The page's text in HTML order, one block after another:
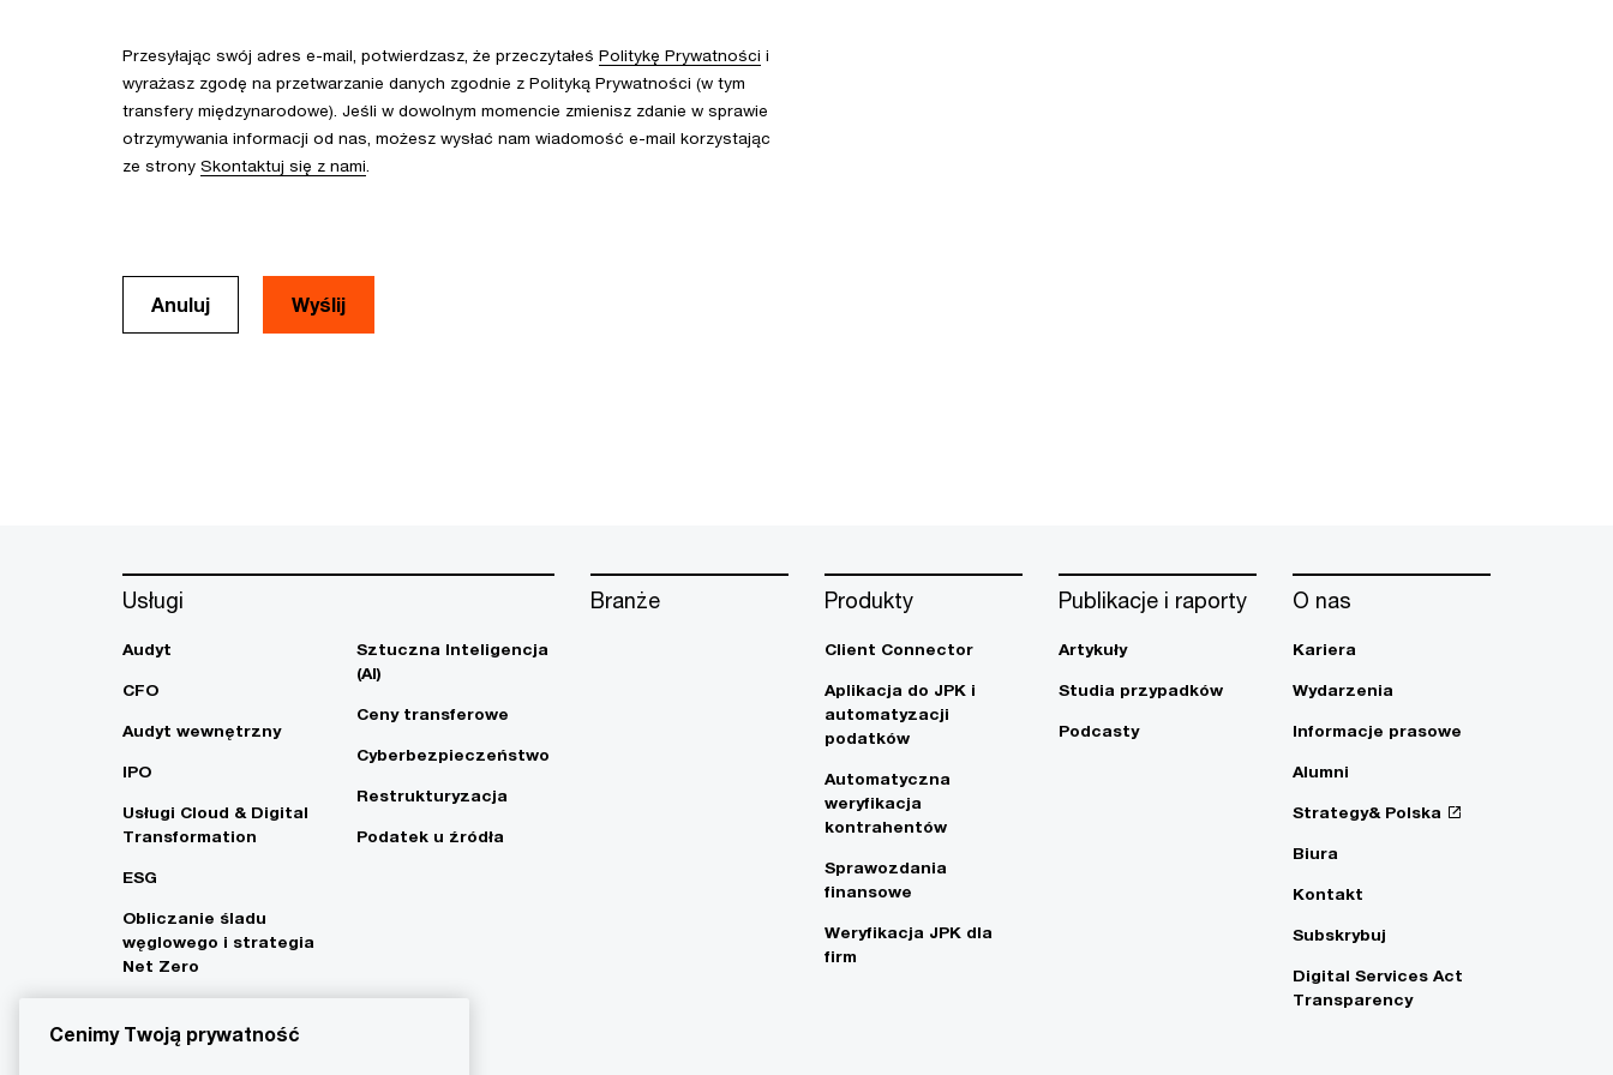
Przesyłając swój adres e-mail, potwierdzasz, że przeczytałeś Politykę Prywatności i
wyrażasz zgodę na przetwarzanie danych zgodnie z Polityką Prywatności (w tym
transfery międzynarodowe). Jeśli w dowolnym momencie zmienisz zdanie w sprawie
otrzymywania informacji od nas, możesz wysłać nam wiadomość e-mail korzystając
ze strony Skontaktuj się z nami
Anuluj
Usługi
Audyt
CFO
Audyt wewnętrzny
IPO
Usługi Cloud & Digital
Transformation
ESG
Obliczanie śladu
węglowego i strategia
Net Zero
Sztuczna Inteligencja
(AI)
Ceny transferowe
Cyberbezpieczeństwo
Restrukturyzacja
Podatek u źródła
Branże Produkty
Client Connector
Aplikacja do JPK i
automatyzacji
podatków
Automatyczna
weryfikacja
kontrahentów
Sprawozdania
finansowe
Weryfikacja JPK dla
firm
Publikacje i raporty
Artykuły
Studia przypadków
Podcasty
O nas
Kariera
Wydarzenia
Informacje prasowe
Alumni
Strategy& Polska
Biura
Kontakt
Subskrybuj
Digital Services Act
Transparency
Cenimy Twoją prywatność